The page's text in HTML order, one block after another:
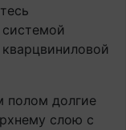
полом долгие
слою с